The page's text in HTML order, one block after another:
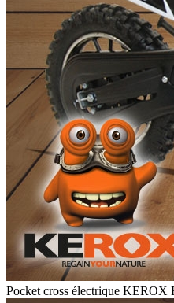
Pocket cross électrique